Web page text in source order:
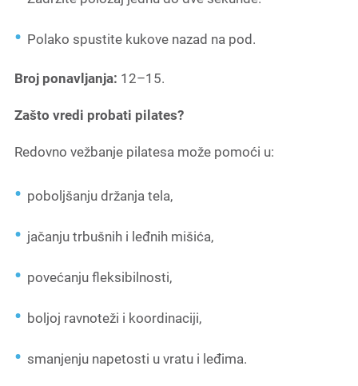
Polako spustite kukove nazad na pod.
Broj ponavljanja: 12–15.
Zašto vredi probati pilates?
Redovno vežbanje pilatesa može pomoći u:
poboljšanju držanja tela,
jačanju trbušnih i leđnih mišića,
povećanju fleksibilnosti,
boljoj ravnoteži i koordinaciji,
smanjenju napetosti u vratu i leđima.